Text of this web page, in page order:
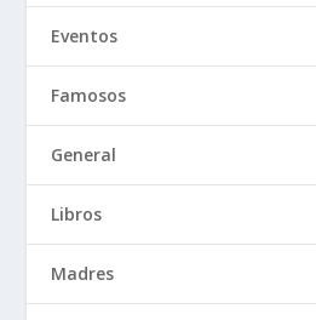
Eventos
Famosos
General
Libros
Madres